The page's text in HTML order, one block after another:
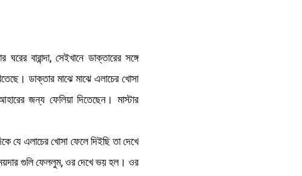
বারান্দা, সেইখানে ডাক্তারের সঙ্গে
ডাক্তার মাঝে মাঝে এলাচের খোসা
জন্য ফেলিয়া দিতেছেন। মাস্টার
যে এলাচের খোসা ফেলে দিইছি তা দেখে
গুলি ফেললুম, ওর দেখে ভয় হল। ওর